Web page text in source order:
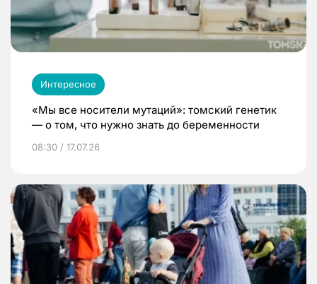
Интересное
«Мы все носители мутаций»: томский генетик
— о том, что нужно знать до беременности
08:30 / 17.07.26